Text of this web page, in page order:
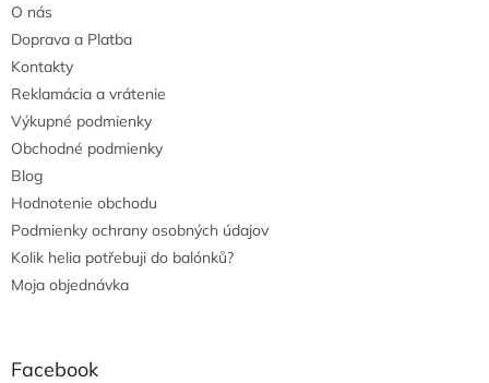
O nás
Doprava a Platba
Kontakty
Reklamácia a vrátenie
Výkupné podmienky
Obchodné podmienky
Blog
Hodnotenie obchodu
Podmienky ochrany osobných údajov
Kolik helia potřebuji do balónků?
Moja objednávka
Facebook